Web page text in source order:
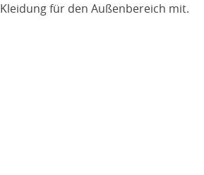
für den Außenbereich mit.